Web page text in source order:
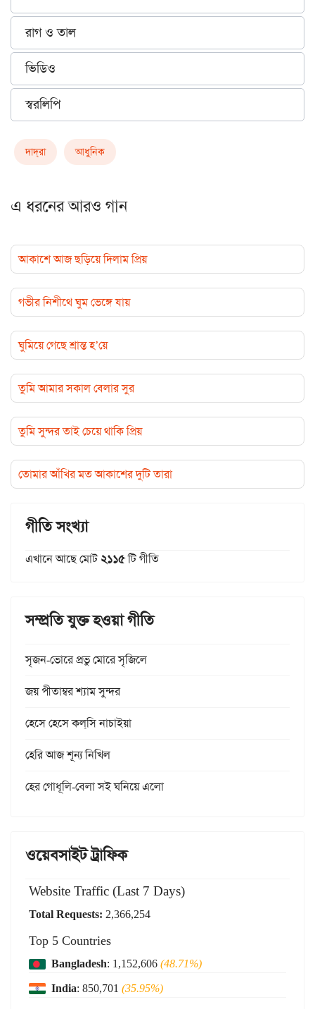
রাগ ও তাল
ভিডিও
স্বরলিপি
দাদ্‌রা আধুনিক
এ ধরনের আরও গান
আকাশে আজ ছড়িয়ে দিলাম প্রিয়
গভীর নিশীথে ঘুম ভেঙ্গে যায়
ঘুমিয়ে গেছে শ্রান্ত হ’য়ে
তুমি আমার সকাল বেলার সুর
তুমি সুন্দর তাই চেয়ে থাকি প্রিয়
তোমার আঁখির মত আকাশের দুটি তারা
গীতি সংখ্যা
এখানে আছে মোট২১১৫টি গীতি
সম্প্রতি যুক্ত হওয়া গীতি
সৃজন-ভোরে প্রভু মোরে সৃজিলে
জয় পীতাম্বর শ্যাম সুন্দর
হেসে হেসে কল্‌সি নাচাইয়া
হেরি আজ শূন্য নিখিল
হের গোধূলি-বেলা সই ঘনিয়ে এলো
ওয়েবসাইট ট্রাফিক
Website Traffic (Last 7 Days)
Total Requests: 2,366,254
Top 5 Countries
Bangladesh: 1,152,606(48.71%)
India: 850,701 (35.95%)